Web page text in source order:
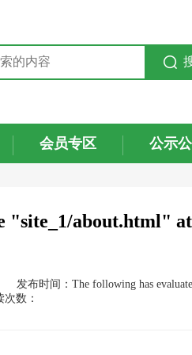
会员专区 公示
"site_1/about.html" at
发布时间：The following has
次数：